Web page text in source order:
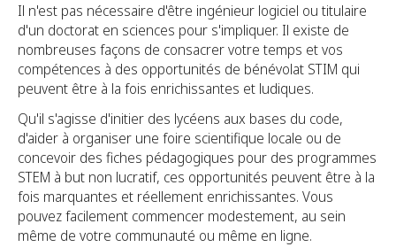
Il n'est pas nécessaire d'être ingénieur logiciel ou titulaire
d'un doctorat en sciences pour s'impliquer. Il existe de
nombreuses façons de consacrer votre temps et vos
compétences à des opportunités de bénévolat STIM qui
peuvent être à la fois enrichissantes et ludiques.
Qu'il s'agisse d'initier des lycéens aux bases du code,
d'aider à organiser une foire scientifique locale ou de
concevoir des fiches pédagogiques pour des programmes
STEM à but non lucratif, ces opportunités peuvent être à la
fois marquantes et réellement enrichissantes. Vous
pouvez facilement commencer modestement, au sein
même de votre communauté ou même en ligne.